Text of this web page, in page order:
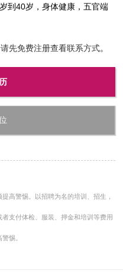
到40岁，身体健康，五官端
先免费注册查看联系方式。
高警惕。以招聘为名的培训、招生，
支付体检、服装、押金和培训等费用
惕。